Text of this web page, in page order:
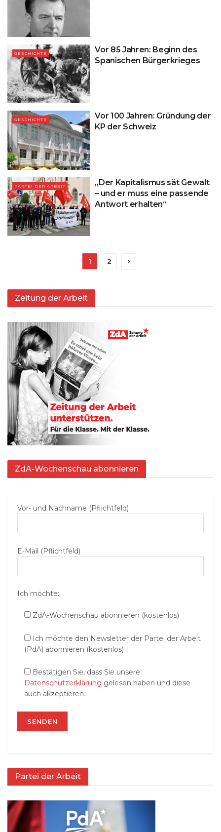
GESCHICHTE
Vor 85 Jahren: Beginn des
Spanischen Bürgerkrieges
GESCHICHTE
Vor 100 Jahren: Gründung der
KP der Schweiz
PARTEI DER ARBEIT
„Der Kapitalismus sät Gewalt
– und er muss eine passende
Antwort erhalten“
1 2
Zeitung der Arbeit
ZdA-Wochenschau abonnieren
Vor- und Nachname (Pflichtfeld)
E‑Mail (Pflichtfeld)
Ich möchte:
ZdA-Wochenschau abonnieren (kostenlos)
Ich möchte den Newsletter der Partei der Arbeit
(PdA) abonnieren (kostenlos)
Bestätigen Sie, dass Sie unsere
Datenschutzerklärung gelesen haben und diese
auch akzeptieren.
Partei der Arbeit